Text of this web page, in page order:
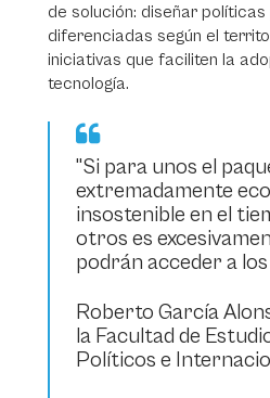
de solución: diseñar políticas
diferenciadas según el
iniciativas que faciliten la
tecnología.
"Si para unos el
extremadamente
insostenible en el
otros es
podrán acceder a
Roberto García
la Facultad de
Políticos e